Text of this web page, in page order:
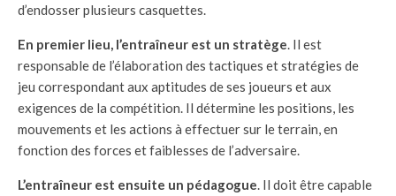
d’endosser plusieurs casquettes.
En premier lieu, l’entraîneur est un stratège . Il est
responsable de l’élaboration des tactiques et stratégies de
jeu correspondant aux aptitudes de ses joueurs et aux
exigences de la compétition. Il détermine les positions, les
mouvements et les actions à effectuer sur le terrain, en
fonction des forces et faiblesses de l’adversaire.
L’entraîneur est ensuite un pédagogue . Il doit être capable